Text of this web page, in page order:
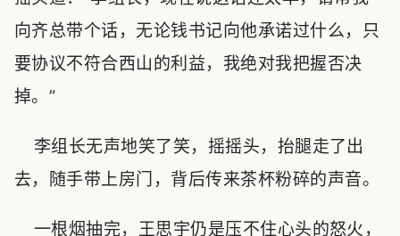
向齐总带个话，无论钱书记向他承诺过什么，只
要协议不符合西山的利益，我绝对我把握否决
掉。”
李组长无声地笑了笑，摇摇头，抬腿走了出
去，随手带上房门，背后传来茶杯粉碎的声音。
一根烟抽完，王思宇仍是压不住心头的怒火，